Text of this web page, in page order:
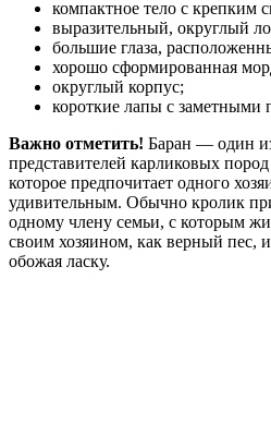
компактное тело с крепким
выразительный, округлый
большие глаза,
хорошо сформированная
округлый корпус;
короткие лапы с заметными
Важно отметить! Баран — один
представителей карликовых
которое предпочитает одного
удивительным. Обычно кролик
одному члену семьи, с которым
своим хозяином, как верный пес,
обожая ласку.